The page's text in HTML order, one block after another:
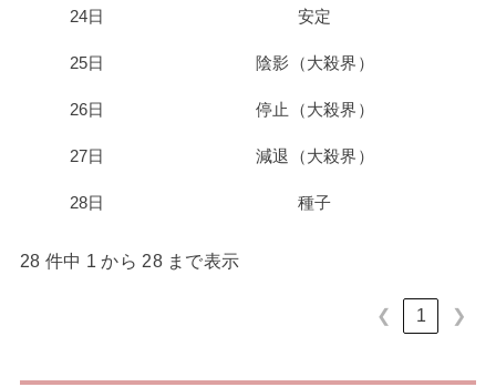
24日 安定
25日 陰影（大殺界）
26日 停止（大殺界）
27日 減退（大殺界）
28日 種子
28 件中 1 から 28 まで表示
❮ 1 ❯